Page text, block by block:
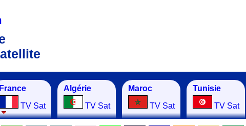
France
TV Sat
Algérie
TV Sat
Maroc
TV Sat
Tunisie
TV Sat